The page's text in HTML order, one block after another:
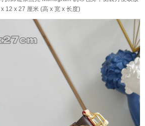
12 x 27 厘米 (高 x 宽 x 长度)